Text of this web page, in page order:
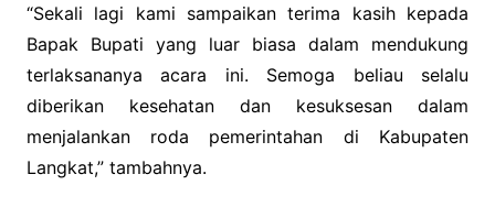
“Sekali lagi kami sampaikan terima kasih kepada
Bapak Bupati yang luar biasa dalam mendukung
terlaksananya acara ini. Semoga beliau selalu
diberikan kesehatan dan kesuksesan dalam
menjalankan roda pemerintahan di Kabupaten
Langkat,” tambahnya.